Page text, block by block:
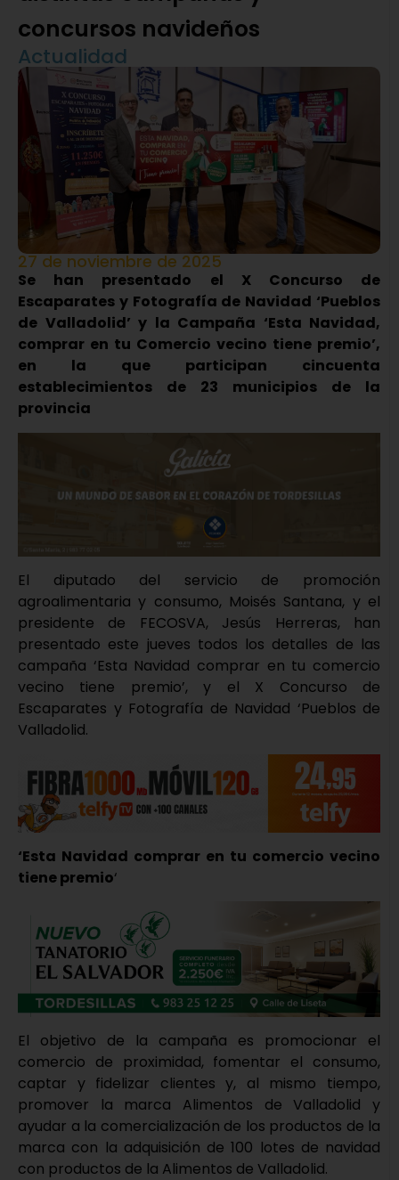
concursos navideños
Actualidad
27 de noviembre de 2025
Se han presentado el X Concurso de
Escaparates y Fotografía de Navidad ‘Pueblos
de Valladolid’ y la Campaña ‘Esta Navidad,
comprar en tu Comercio vecino tiene premio’,
en la que participan cincuenta
establecimientos de 23 municipios de la
provincia
El diputado del servicio de promoción
agroalimentaria y consumo, Moisés Santana, y el
presidente de FECOSVA, Jesús Herreras, han
presentado este jueves todos los detalles de las
campaña ‘Esta Navidad comprar en tu comercio
vecino tiene premio’, y el X Concurso de
Escaparates y Fotografía de Navidad ‘Pueblos de
Valladolid.
‘Esta Navidad comprar en tu comercio vecino
tiene premio‘
El objetivo de la campaña es promocionar el
comercio de proximidad, fomentar el consumo,
captar y fidelizar clientes y, al mismo tiempo,
promover la marca Alimentos de Valladolid y
ayudar a la comercialización de los productos de la
marca con la adquisición de 100 lotes de navidad
con productos de la Alimentos de Valladolid.